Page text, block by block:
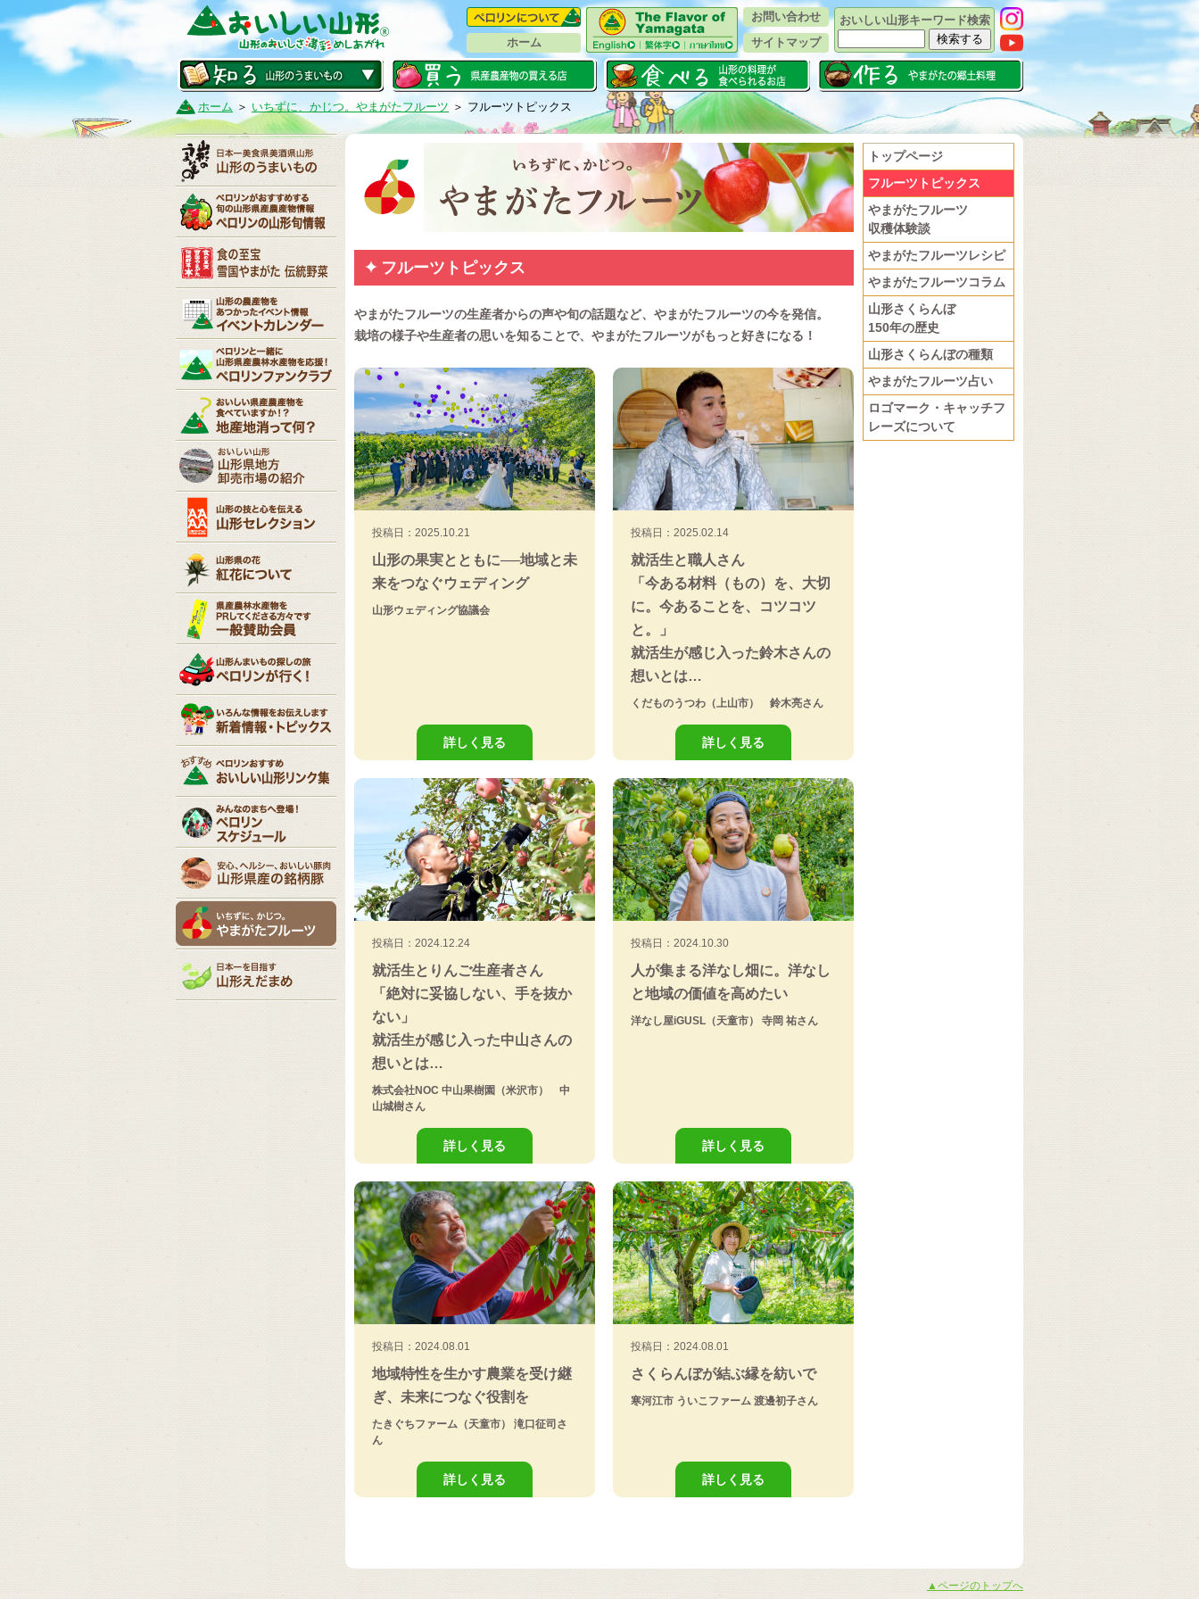
おいしい山形キーワード検索
ホーム
お問い合わせ
サイトマップ
ホーム ＞ いちずに、かじつ。やまがたフルーツ ＞ フルーツトピックス
フルーツトピックス
やまがたフルーツの生産者からの声や旬の話題など、やまがたフルーツの今を発信。
栽培の様子や生産者の思いを知ることで、やまがたフルーツがもっと好きになる！
投稿日：2025.10.21
山形の果実とともに──地域と未
来をつなぐウェディング
山形ウェディング協議会
詳しく見る
投稿日：2025.02.14
就活生と職人さん
「今ある材料（もの）を、大切
に。今あることを、コツコツ
と。」
就活生が感じ入った鈴木さんの
想いとは…
くだものうつわ（上山市） 鈴木亮さん
詳しく見る
投稿日：2024.12.24
就活生とりんご生産者さん
「絶対に妥協しない、手を抜か
ない」
就活生が感じ入った中山さんの
想いとは…
株式会社NOC 中山果樹園（米沢市） 中
山城樹さん
詳しく見る
投稿日：2024.10.30
人が集まる洋なし畑に。洋なし
と地域の価値を高めたい
洋なし屋iGUSL（天童市） 寺岡 祐さん
詳しく見る
投稿日：2024.08.01
地域特性を生かす農業を受け継
ぎ、未来につなぐ役割を
たきぐちファーム（天童市） 滝口征司さ
ん
詳しく見る
投稿日：2024.08.01
さくらんぼが結ぶ縁を紡いで
寒河江市 ういこファーム 渡邊初子さん
詳しく見る
トップページ
フルーツトピックス
やまがたフルーツ
収穫体験談
やまがたフルーツレシピ
やまがたフルーツコラム
山形さくらんぼ
150年の歴史
山形さくらんぼの種類
やまがたフルーツ占い
ロゴマーク・キャッチフ
レーズについて
▲ページのトップへ